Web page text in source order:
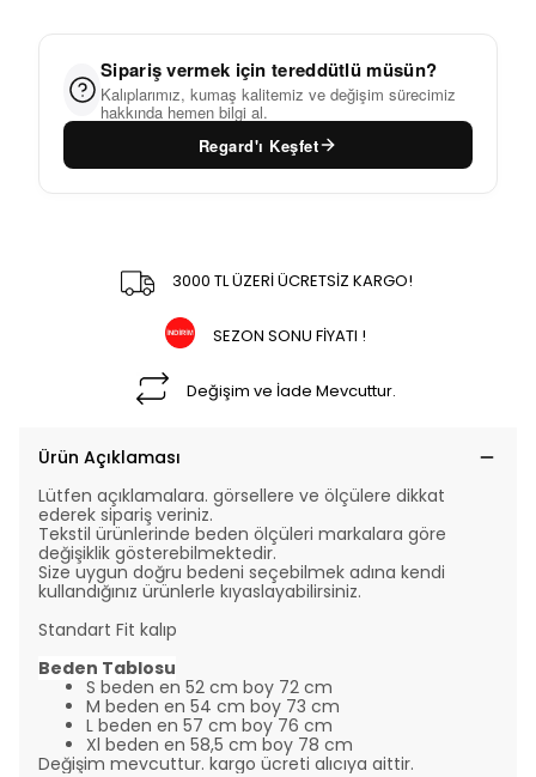
Sipariş vermek için tereddütlü müsün?
Kalıplarımız, kumaş kalitemiz ve değişim sürecimiz
hakkında hemen bilgi al.
Regard'ı Keşfet
3000 TL ÜZERİ ÜCRETSİZ KARGO!
SEZON SONU FİYATI !
Değişim ve İade Mevcuttur.
Ürün Açıklaması
Lütfen açıklamalara. görsellere ve ölçülere dikkat
ederek sipariş veriniz.
Tekstil ürünlerinde beden ölçüleri markalara göre
değişiklik gösterebilmektedir.
Size uygun doğru bedeni seçebilmek adına kendi
kullandığınız ürünlerle kıyaslayabilirsiniz.
Standart Fit kalıp
Beden Tablosu
S beden en 52 cm boy 72 cm
M beden en 54 cm boy 73 cm
L beden en 57 cm boy 76 cm
Xl beden en 58,5 cm boy 78 cm
Değişim mevcuttur. kargo ücreti alıcıya aittir.